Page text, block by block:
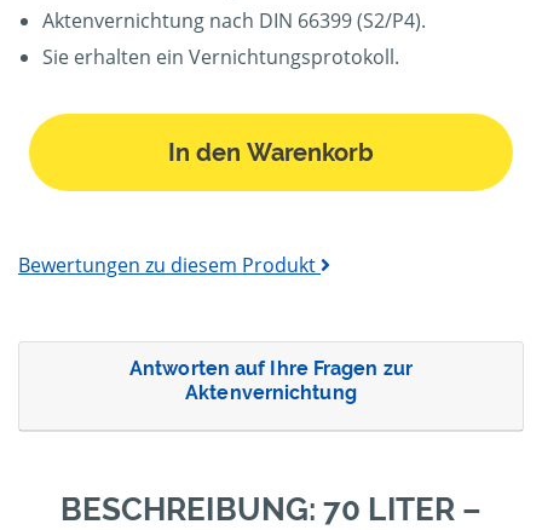
Aktenvernichtung nach DIN 66399 (S2/P4).
Sie erhalten ein Vernichtungsprotokoll.
In den Warenkorb
Bewertungen zu diesem Produkt
Antworten auf Ihre Fragen zur
Aktenvernichtung
BESCHREIBUNG: 70 LITER –